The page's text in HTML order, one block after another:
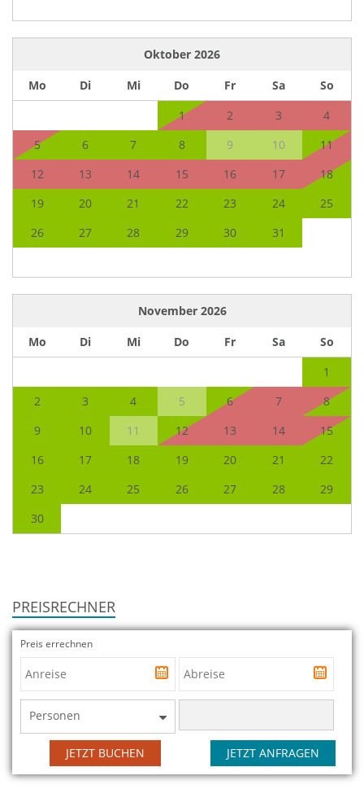
Oktober 2026
Mo
Di Mi Do Fr Sa
So
1
2 3
4
5
6 7 8 9 10
11
12
13 14 15 16 17
18
19
20 21 22 23 24
25
26
27 28 29 30 31
November 2026
Mo
Di Mi Do Fr Sa
So
1
2
3 4 5 6 7
8
9
10 11 12 13 14
15
16
17 18 19 20 21
22
23
24 25 26 27 28
29
30
PREISRECHNER
Preis errechnen
Personen
JETZT ANFRAGEN
JETZT BUCHEN